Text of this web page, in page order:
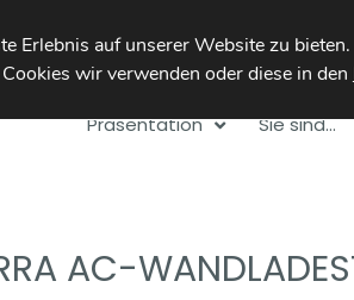
Präsentation Sie sind…
AC-
wir verwenden oder diese in den